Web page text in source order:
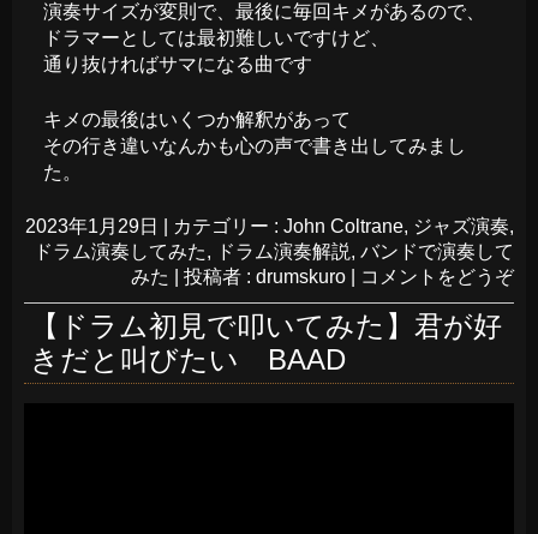
演奏サイズが変則で、最後に毎回キメがあるので、
ドラマーとしては最初難しいですけど、
通り抜ければサマになる曲です
キメの最後はいくつか解釈があって
その行き違いなんかも心の声で書き出してみまし
た。
2023年1月29日 カテゴリー : John Coltrane, ジャズ演奏,
ドラム演奏してみた, ドラム演奏解説, バンドで演奏して
みた
投稿者 : drumskuro コメントをどうぞ
【ドラム初見で叩いてみた】君が好
きだと叫びたい BAAD